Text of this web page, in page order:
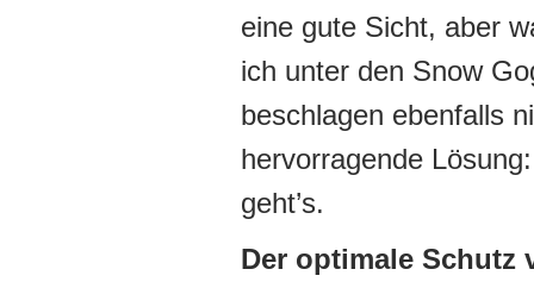
eine gute Sicht, aber
ich unter den Snow
beschlagen ebenfalls
hervorragende
geht’s.
Der optimale Schutz